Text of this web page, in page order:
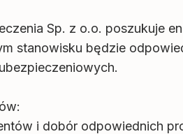
Sp. z o.o. poszukuje
stanowisku będzie
i dobór odpowiednich